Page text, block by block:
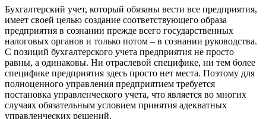
Бухгалтерский учет, который обязаны вести все предприятия,
имеет своей целью создание соответствующего образа
предприятия в сознании прежде всего государственных
налоговых органов и только потом – в сознании руководства.
С позиций бухгалтерского учета предприятия не просто
равны, а одинаковы. Ни отраслевой специфике, ни тем более
специфике предприятия здесь просто нет места. Поэтому для
полноценного управления предприятием требуется
постановка управленческого учета, что является во многих
случаях обязательным условием принятия адекватных
управленческих решений.